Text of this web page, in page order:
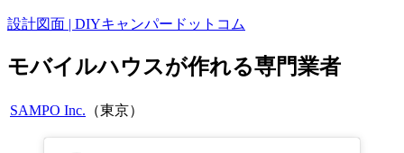
設計図面 | DIYキャンパードットコム
モバイルハウスが作れる専門業者
SAMPO Inc. （東京）